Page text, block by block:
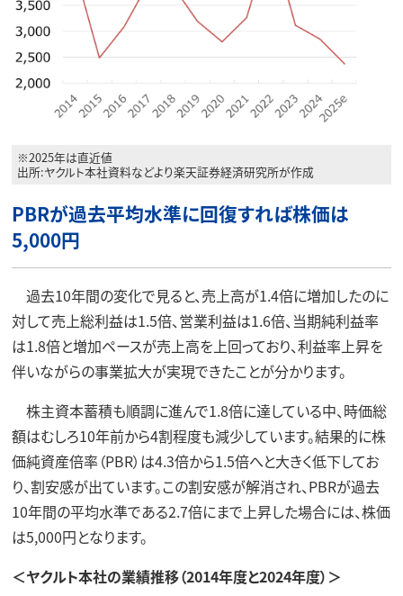
※2025年は直近値
出所:ヤクルト本社資料などより楽天証券経済研究所が作成
PBRが過去平均水準に回復すれば株価は
5,000円
過去10年間の変化で見ると、売上高が1.4倍に増加したのに
対して売上総利益は1.5倍、営業利益は1.6倍、当期純利益率
は1.8倍と増加ペースが売上高を上回っており、利益率上昇を
伴いながらの事業拡大が実現できたことが分かります。
株主資本蓄積も順調に進んで1.8倍に達している中、時価総
額はむしろ10年前から4割程度も減少しています。結果的に株
価純資産倍率（PBR）は4.3倍から1.5倍へと大きく低下してお
り、割安感が出ています。この割安感が解消され、PBRが過去
10年間の平均水準である2.7倍にまで上昇した場合には、株価
は5,000円となります。
＜ヤクルト本社の業績推移（2014年度と2024年度）＞